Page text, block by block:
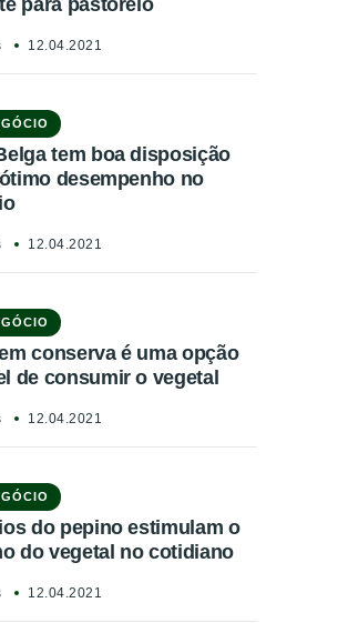
para pastoreio
12.04.2021
tem boa disposição
desempenho no
12.04.2021
conserva é uma opção
de consumir o vegetal
12.04.2021
do pepino estimulam o
do vegetal no cotidiano
12.04.2021